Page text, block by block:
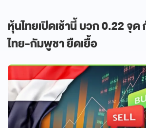
หุ้นไทยเปิดเช้านี้ บวก 0.22 จุ
ไทย-กัมพูชา ยืดเยื้อ